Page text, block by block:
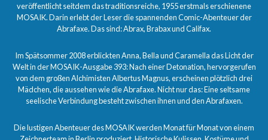
veröffentlicht seitdem das traditionsreiche, 1955 erstmals erschienene
MOSAIK. Darin erlebt der Leser die spannenden Comic-Abenteuer der
Abrafaxe. Das sind: Abrax, Brabax und Califax.
Im Spätsommer 2008 erblickten Anna, Bella und Caramella das Licht der
Welt in der MOSAIK-Ausgabe 393: Nach einer Detonation, hervorgerufen
von dem großen Alchimisten Albertus Magnus, erscheinen plötzlich drei
Mädchen, die aussehen wie die Abrafaxe. Nicht nur das: Eine seltsame
seelische Verbindung besteht zwischen ihnen und den Abrafaxen.
Die lustigen Abenteuer des MOSAIK werden Monat für Monat von einem